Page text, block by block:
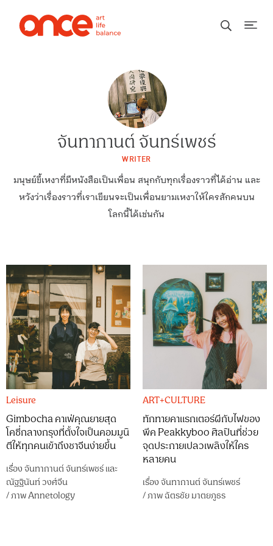
จันทากานต์ จันทร์เพชร์
WRITER
มนุษย์ขี้เหงาที่มีหนังสือเป็นเพื่อน สนุกกับทุกเรื่องราวที่ได้อ่าน และ
หวังว่าเรื่องราวที่เราเขียนจะเป็นเพื่อนยามเหงาให้ใครสักคนบน
โลกนี้ได้เช่นกัน
Leisure
Gimbocha คาเฟ่คุณยายสุด
โคซี่กลางกรุงที่ตั้งใจเป็นคอมมูนิ
ตีให้ทุกคนเข้าถึงชาจีนง่ายขึ้น
เรื่องจันทากานต์ จันทร์เพชร์และ
ณัฐฐินันท์ วงศ์จีน
/ภาพAnnetology
ART+CULTURE
ทักทายคาแรกเตอร์ผีกับไฟของ
พีค Peakkyboo ศิลปินที่ช่วย
จุดประกายเปลวเพลิงให้ใคร
หลายคน
เรื่องจันทากานต์ จันทร์เพชร์
/ภาพฉัตรชัย มาตยภูธร